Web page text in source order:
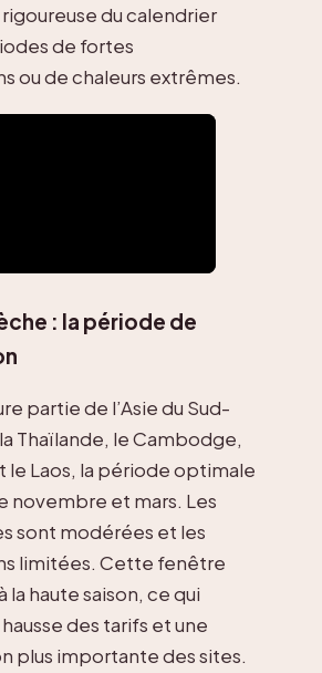
du calendrier
de fortes
ou de chaleurs extrêmes.
: la période de
partie de l’Asie du Sud-
Thaïlande, le Cambodge,
le Laos, la période optimale
novembre et mars. Les
sont modérées et les
limitées. Cette fenêtre
haute saison, ce qui
des tarifs et une
plus importante des sites.